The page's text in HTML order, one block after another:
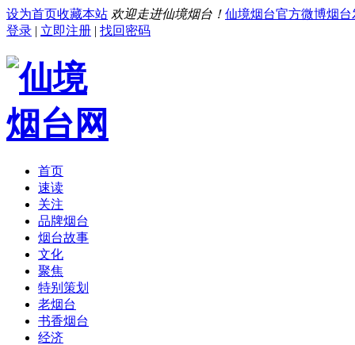
设为首页收藏本站 欢迎走进仙境烟台！ 仙境烟台官方微博烟台
登录 | 立即注册 | 找回密码
首页
速读
关注
品牌烟台
烟台故事
文化
聚焦
特别策划
老烟台
书香烟台
经济